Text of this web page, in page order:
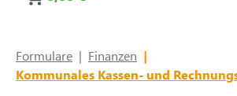
Formulare | Finanzen |
Kommunales Kassen- und